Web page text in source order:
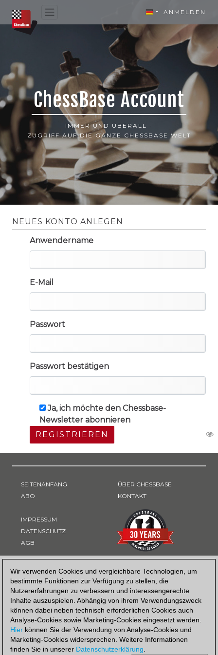
Wir verwenden Cookies und vergleichbare Technologien, um
bestimmte Funktionen zur Verfügung zu stellen, die
Nutzererfahrungen zu verbessern und interessengerechte
Inhalte auszuspielen. Abhängig von ihrem Verwendungszweck
können dabei neben technisch erforderlichen Cookies auch
Analyse-Cookies sowie Marketing-Cookies eingesetzt werden.
Hier können Sie der Verwendung von Analyse-Cookies und
Marketing-Cookies widersprechen. Weitere Informationen
finden Sie in unserer Datenschutzerklärung.
ANMELDEN
ChessBase Account
IMMER UND ÜBERALL -
ZUGRIFF AUF DIE GANZE CHESSBASE WELT
NEUES KONTO ANLEGEN
Anwendername
E-Mail
Passwort
Passwort bestätigen
Ja, ich möchte den Chessbase-
Newsletter abonnieren
REGISTRIEREN
SEITENANFANG
ABO
IMPRESSUM
DATENSCHUTZ
AGB
ÜBER CHESSBASE
KONTAKT
ZAHLUNGSART